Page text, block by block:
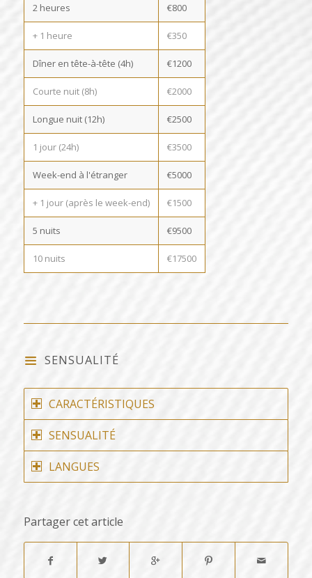
2 heures €800
+ 1 heure €350
Dîner en tête-à-tête (4h) €1200
Courte nuit (8h) €2000
Longue nuit (12h) €2500
1 jour (24h) €3500
Week-end à l'étranger €5000
+ 1 jour (après le week-end) €1500
5 nuits €9500
10 nuits €17500
SENSUALITÉ
CARACTÉRISTIQUES
SENSUALITÉ
LANGUES
Partager cet article